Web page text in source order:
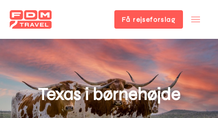
Gå
hovedindhold
Få rejseforslag
Texas i børnehøjde